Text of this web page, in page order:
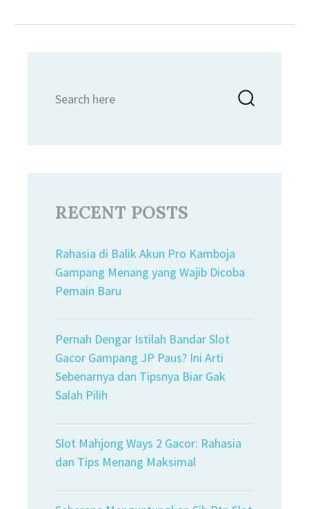
for:
RECENT POSTS
Rahasia di Balik Akun Pro Kamboja
Gampang Menang yang Wajib Dicoba
Pemain Baru
Pernah Dengar Istilah Bandar Slot
Gacor Gampang JP Paus? Ini Arti
Sebenarnya dan Tipsnya Biar Gak
Salah Pilih
Slot Mahjong Ways 2 Gacor: Rahasia
dan Tips Menang Maksimal